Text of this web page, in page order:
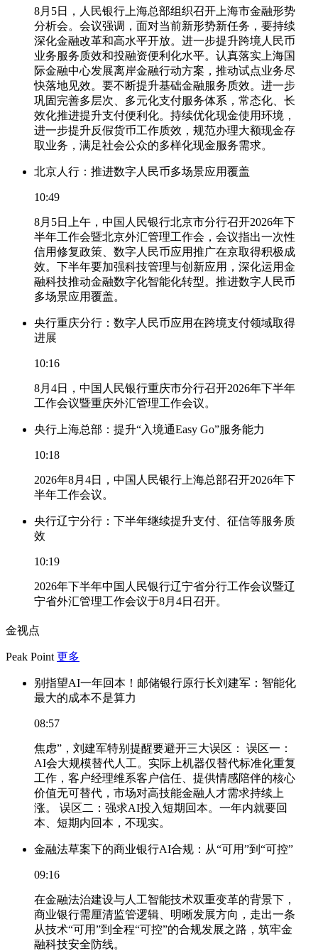
8月5日，人民银行上海总部组织召开上海市金融形势
分析会。会议强调，面对当前新形势新任务，要持续
深化金融改革和高水平开放。进一步提升跨境人民币
业务服务质效和投融资便利化水平。认真落实上海国
际金融中心发展离岸金融行动方案，推动试点业务尽
快落地见效。要不断提升基础金融服务质效。进一步
巩固完善多层次、多元化支付服务体系，常态化、长
效化推进提升支付便利化。持续优化现金使用环境，
进一步提升反假货币工作质效，规范办理大额现金存
取业务，满足社会公众的多样化现金服务需求。
北京人行：推进数字人民币多场景应用覆盖
10:49
8月5日上午，中国人民银行北京市分行召开2026年下
半年工作会暨北京外汇管理工作会，会议指出一次性
信用修复政策、数字人民币应用推广在京取得积极成
效。下半年要加强科技管理与创新应用，深化运用金
融科技推动金融数字化智能化转型。推进数字人民币
多场景应用覆盖。
央行重庆分行：数字人民币应用在跨境支付领域取得
进展
10:16
8月4日，中国人民银行重庆市分行召开2026年下半年
工作会议暨重庆外汇管理工作会议。
央行上海总部：提升“入境通Easy Go”服务能力
10:18
2026年8月4日，中国人民银行上海总部召开2026年下
半年工作会议。
央行辽宁分行：下半年继续提升支付、征信等服务质
效
10:19
2026年下半年中国人民银行辽宁省分行工作会议暨辽
宁省外汇管理工作会议于8月4日召开。
金视点
Peak Point 更多
别指望AI一年回本！邮储银行原行长刘建军：智能化
最大的成本不是算力
08:57
焦虑”，刘建军特别提醒要避开三大误区： 误区一：
AI会大规模替代人工。实际上机器仅替代标准化重复
工作，客户经理维系客户信任、提供情感陪伴的核心
价值无可替代，市场对高技能金融人才需求持续上
涨。 误区二：强求AI投入短期回本。一年内就要回
本、短期内回本，不现实。
金融法草案下的商业银行AI合规：从“可用”到“可控”
09:16
在金融法治建设与人工智能技术双重变革的背景下，
商业银行需厘清监管逻辑、明晰发展方向，走出一条
从技术“可用”到全程“可控”的合规发展之路，筑牢金
融科技安全防线。